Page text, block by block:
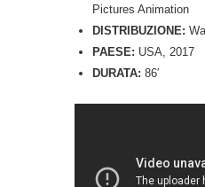
Pictures Animation
DISTRIBUZIONE:
PAESE: USA, 2017
DURATA: 86′